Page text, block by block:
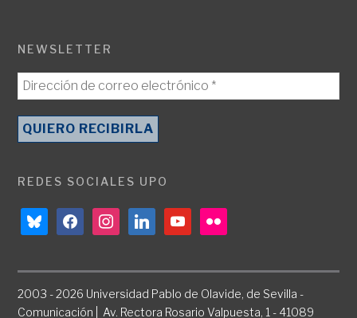
NEWSLETTER
REDES SOCIALES UPO
blueskyfacebookinstagramlinkedinyoutubeflickr
2003 - 2026 Universidad Pablo de Olavide, de Sevilla -
Comunicación | Av. Rectora Rosario Valpuesta, 1 - 41089